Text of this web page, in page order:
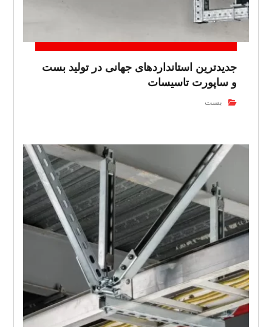
جدیدترین استانداردهای جهانی در تولید بست
و ساپورت تاسیسات
بست